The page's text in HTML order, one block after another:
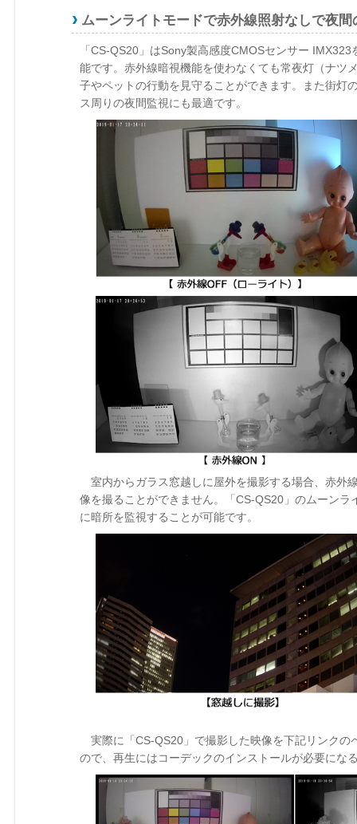
ムーンライトモードで赤外線照射なしで夜
「CS-QS20」はSony製高感度CMOSセンサー
能です。赤外線暗視機能を使わなくても常夜灯（ナツ
子やペットの行動を見守ることができます。また街灯
ス周りの夜間監視にも最適です。
室内からガラス窓越しに屋外を撮影する場合、赤外
像を撮ることができません。「CS-QS20」のムーン
に暗所を監視することが可能です。
実際に「CS-QS20」で撮影した映像を下記リンクの
ので、再生にはコーデックのインストールが必要にな